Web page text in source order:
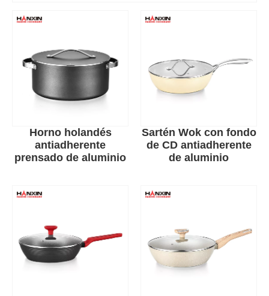
Horno holandés
antiadherente
prensado de aluminio
Sartén Wok con fondo
de CD antiadherente
de aluminio